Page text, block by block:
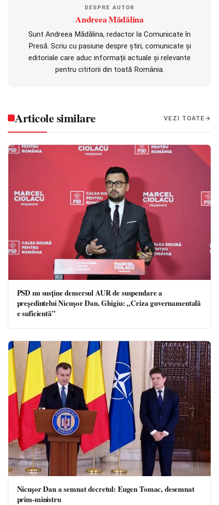
DESPRE AUTOR
Andreea Mădălina
Sunt Andreea Mădălina, redactor la Comunicate în
Presă. Scriu cu pasiune despre știri, comunicate și
editoriale care aduc informații actuale și relevante
pentru cititorii din toată România.
Articole similare VEZI TOATE
PSD nu susține demersul AUR de suspendare a
președintelui Nicușor Dan. Ghigiu: „Criza guvernamentală
e suficientă”
Nicușor Dan a semnat decretul: Eugen Tomac, desemnat
prim-ministru